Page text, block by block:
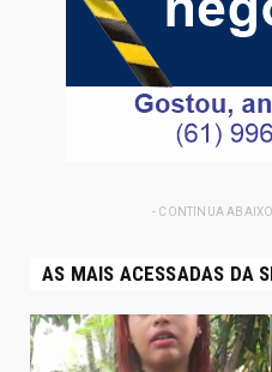
- CONTINUA
AS MAIS ACESSADAS DA